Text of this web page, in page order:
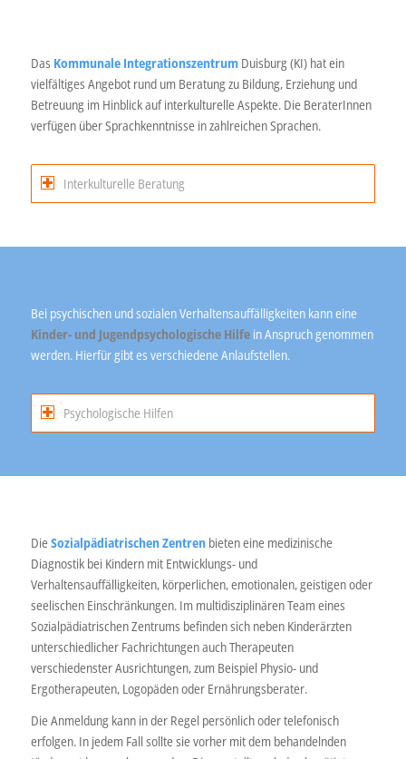
Das Kommunale IntegrationszentrumDuisburg (KI) hat ein
vielfältiges Angebot rund um Beratung zu Bildung, Erziehung und
Betreuung im Hinblick auf interkulturelle Aspekte. Die BeraterInnen
verfügen über Sprachkenntnisse in zahlreichen Sprachen.
Interkulturelle Beratung
Bei psychischen und sozialen Verhaltensauffälligkeiten kann eine
Kinder- und Jugendpsychologische Hilfein Anspruch genommen
werden. Hierfür gibt es verschiedene Anlaufstellen.
Psychologische Hilfen
DieSozialpädiatrischen Zentrenbieten eine medizinische
Diagnostik bei Kindern mit Entwicklungs- und
Verhaltensauffälligkeiten, körperlichen, emotionalen, geistigen oder
seelischen Einschränkungen. Im multidisziplinären Team eines
Sozialpädiatrischen Zentrums befinden sich neben Kinderärzten
unterschiedlicher Fachrichtungen auch Therapeuten
verschiedenster Ausrichtungen, zum Beispiel Physio- und
Ergotherapeuten, Logopäden oder Ernährungsberater.
Die Anmeldung kann in der Regel persönlich oder telefonisch
erfolgen. In jedem Fall sollte sie vorher mit dem behandelnden